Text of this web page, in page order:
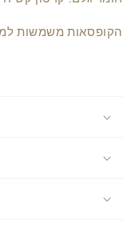
הקופסאות משמשות